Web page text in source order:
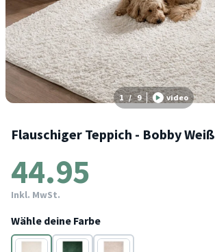
1 / 9 video
Flauschiger Teppich - Bobby Weiß
44.95
Inkl. MwSt.
Wähle deine Farbe